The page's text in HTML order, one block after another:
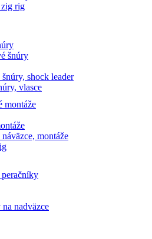
rig
šnúry
shock leader
vlasce
montáže
montáže
nadväzce